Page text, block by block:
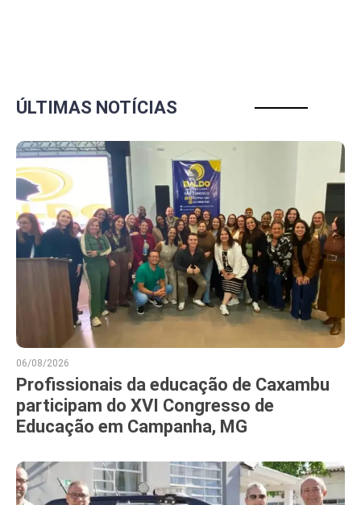
ÚLTIMAS NOTÍCIAS
06/08/2026
Profissionais da educação de Caxambu
participam do XVI Congresso de
Educação em Campanha, MG